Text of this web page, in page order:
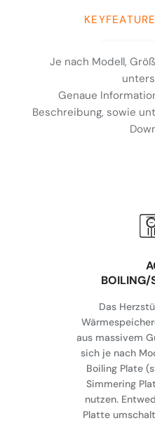
Je nach Modell,
Genaue
Beschreibung, sowie
BOILING/
Das
aus massivem
sich je nach
Boiling Plate
Simmering
nutzen.
Platte